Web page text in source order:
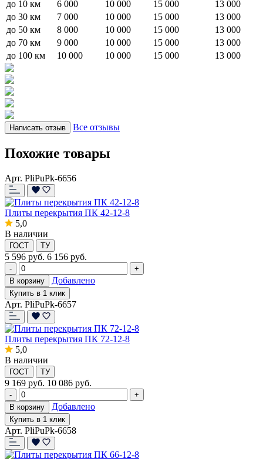
до 10 км 6 000 10 000 15 000
13 000
до 30 км
7 000 10 000 15 000
13 000
до 50 км
8 000 10 000 15 000
13 000
до 70 км
9 000 10 000 15 000
13 000
до 100 км
10 000 10 000 15 000 13 000
Написать отзыв Все отзывы
Похожие товары
Арт. PliPuPk-6656
Плиты перекрытия ПК 42-12-8
5,0
В наличии
ГОСТ ТУ
5 596 руб. 6 156 руб.
-
+
В корзину
Добавлено
Купить в 1 клик
Арт. PliPuPk-6657
Плиты перекрытия ПК 72-12-8
5,0
В наличии
ГОСТ ТУ
9 169 руб. 10 086 руб.
-
+
В корзину
Добавлено
Купить в 1 клик
Арт. PliPuPk-6658